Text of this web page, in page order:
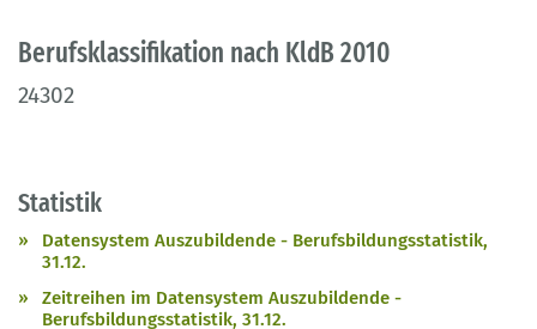
Berufsklassifikation nach KldB 2010
24302
Statistik
Datensystem Auszubildende - Berufsbildungsstatistik,
31.12.
Zeitreihen im Datensystem Auszubildende -
Berufsbildungsstatistik, 31.12.